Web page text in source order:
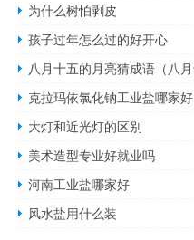
为什么树怕剥皮
孩子过年怎么过的好开心
八月十五的月亮猜成语（八
克拉玛依氯化钠工业盐哪家好
大灯和近光灯的区别
美术造型专业好就业吗
河南工业盐哪家好
风水盐用什么装